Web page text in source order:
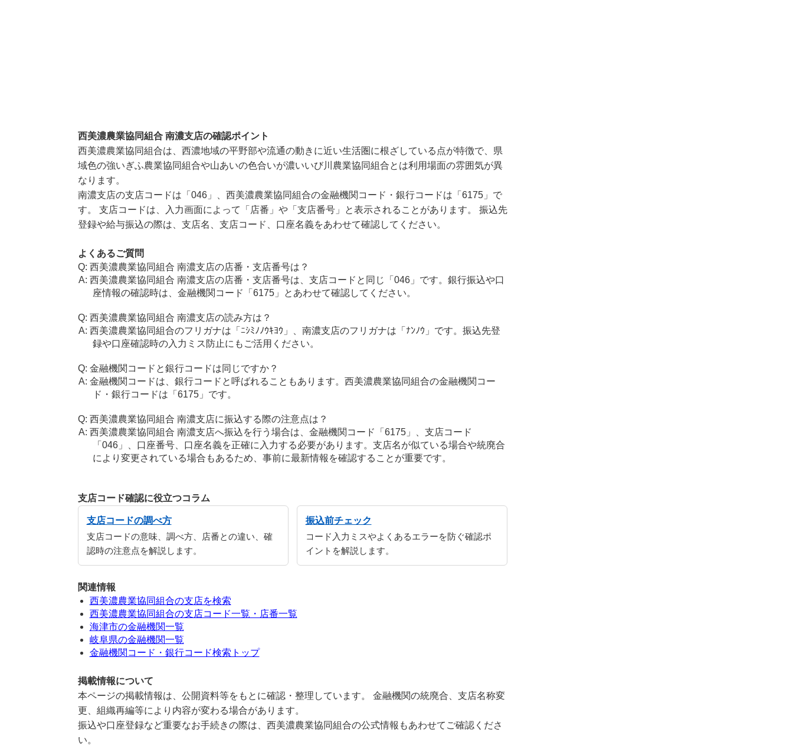
西美濃農業協同組合 南濃支店の確認ポイント
西美濃農業協同組合は、西濃地域の平野部や流通の動きに近い生活圏に根ざしている点が特徴で、県
域色の強いぎふ農業協同組合や山あいの色合いが濃いいび川農業協同組合とは利用場面の雰囲気が異
なります。
南濃支店の支店コードは「046」、西美濃農業協同組合の金融機関コード・銀行コードは「6175」で
す。 支店コードは、入力画面によって「店番」や「支店番号」と表示されることがあります。 振込先
登録や給与振込の際は、支店名、支店コード、口座名義をあわせて確認してください。
よくあるご質問
西美濃農業協同組合 南濃支店の店番・支店番号は？
西美濃農業協同組合 南濃支店の店番・支店番号は、支店コードと同じ「046」です。銀行振込や口
座情報の確認時は、金融機関コード「6175」とあわせて確認してください。
西美濃農業協同組合 南濃支店の読み方は？
西美濃農業協同組合のフリガナは「ﾆｼﾐﾉﾉｳｷﾖｳ」、南濃支店のフリガナは「ﾅﾝﾉｳ」です。振込先登
録や口座確認時の入力ミス防止にもご活用ください。
金融機関コードと銀行コードは同じですか？
金融機関コードは、銀行コードと呼ばれることもあります。西美濃農業協同組合の金融機関コー
ド・銀行コードは「6175」です。
西美濃農業協同組合 南濃支店に振込する際の注意点は？
西美濃農業協同組合 南濃支店へ振込を行う場合は、金融機関コード「6175」、支店コード
「046」、口座番号、口座名義を正確に入力する必要があります。支店名が似ている場合や統廃合
により変更されている場合もあるため、事前に最新情報を確認することが重要です。
支店コード確認に役立つコラム
支店コードの調べ方
支店コードの意味、調べ方、店番との違い、確
認時の注意点を解説します。
振込前チェック
コード入力ミスやよくあるエラーを防ぐ確認ポ
イントを解説します。
関連情報
西美濃農業協同組合の支店を検索
西美濃農業協同組合の支店コード一覧・店番一覧
海津市の金融機関一覧
岐阜県の金融機関一覧
金融機関コード・銀行コード検索トップ
掲載情報について
本ページの掲載情報は、公開資料等をもとに確認・整理しています。 金融機関の統廃合、支店名称変
更、組織再編等により内容が変わる場合があります。
振込や口座登録など重要なお手続きの際は、西美濃農業協同組合の公式情報もあわせてご確認くださ
い。